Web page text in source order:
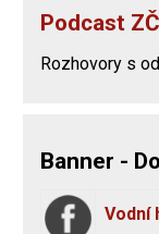
Podcast
Rozhovory s
Banner -
Vodní